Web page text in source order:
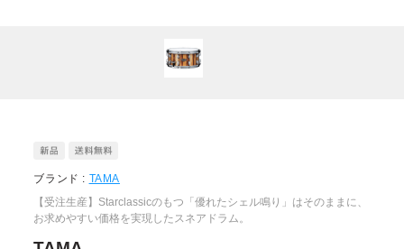
ブランド : TAMA
【受注生産】Starclassicのもつ「優れたシェル鳴り」はそのままに、
お求めやすい価格を実現したスネアドラム。